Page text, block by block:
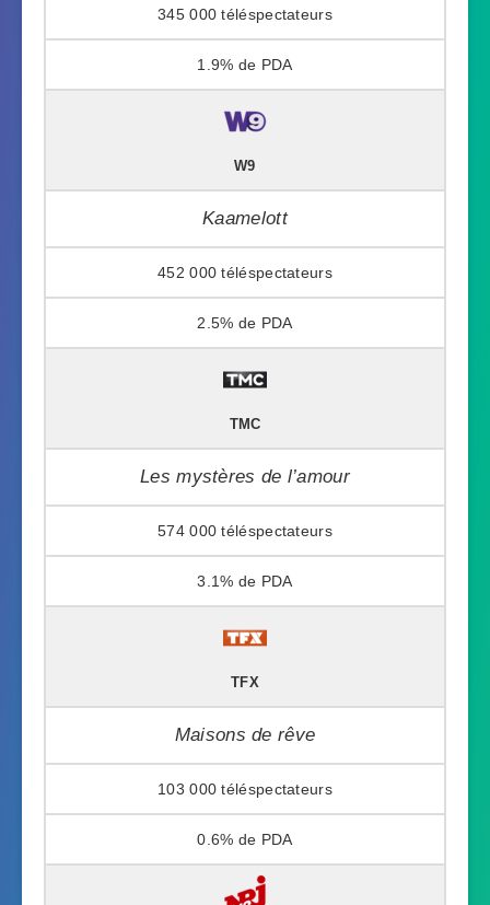
345 000
1.9%
W9
Kaamelott
452 000
2.5%
TMC
Les mystères de l’amour
574 000
3.1%
TFX
Maisons de rêve
103 000
0.6%